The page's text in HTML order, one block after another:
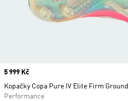
Price
5 999 Kč
Kopačky Copa Pure IV Elite Firm Ground
Performance